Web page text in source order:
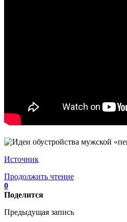
Источник
Продолжить чтение
0
Поделится
Предыдущая запись